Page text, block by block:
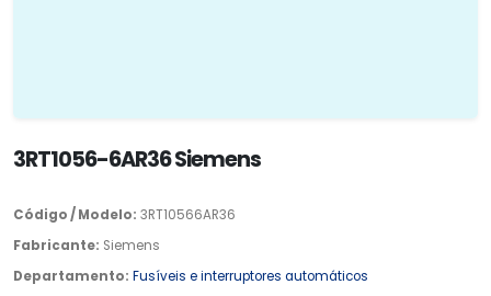
3RT1056-6AR36 Siemens
Código / Modelo: 3RT10566AR36
Fabricante: Siemens
Departamento: Fusíveis e interruptores automáticos